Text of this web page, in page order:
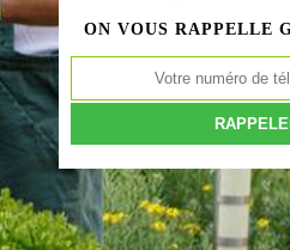
ON VOUS RAPPELLE